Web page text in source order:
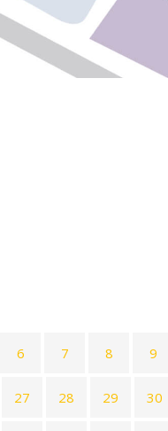
6 7 8 9
27 28 29 30